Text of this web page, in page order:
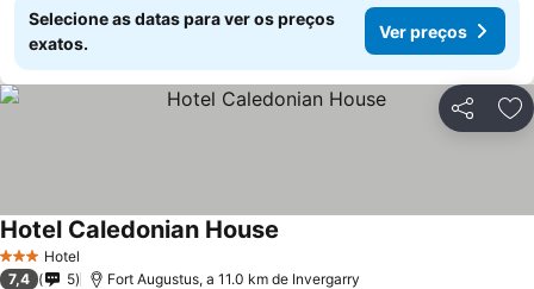
Selecione as datas para ver os preços
exatos.
Ver preços
Partilhar
3 EstrelasHotel
Hotel Caledonian House
7,4 5 Fort Augustus, a 11.0 km de Invergarry